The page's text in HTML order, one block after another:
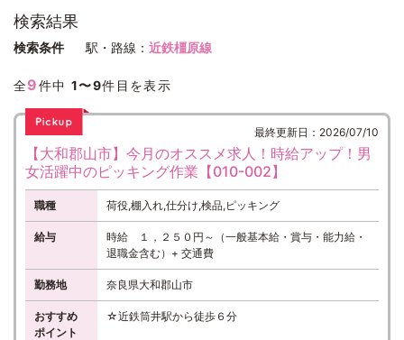
検索結果
検索条件 駅・路線： 近鉄橿原線
全9件中1〜9件目を表示
最終更新日：2026/07/10
【大和郡山市】今月のオススメ求人！時給アップ！男
女活躍中のピッキング作業【010-002】
職種 荷役,棚入れ,仕分け,検品,ピッキング
給与
時給 １，２５０円～（一般基本給・賞与・能力給・
退職金含む）+ 交通費
勤務地 奈良県大和郡山市
おすすめ
ポイント
☆近鉄筒井駅から徒歩６分